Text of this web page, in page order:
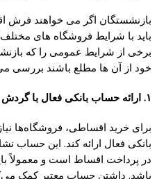
بازنشستگان اگر می خواهند فرش
باید با شرایط فروشگاه های
برخی از شرایط عمومی را که
خود از آن ها مطلع باشند بررسی
۱. ارائه حساب بانکی فعال با گردش مالی مشخص
برای خرید اقساطی، فروشگاه‌ها
بانکی فعال ارائه کند. این حساب
در پرداخت اقساط است و معمولاً
باشد. داشتن حساب معتبر کمک